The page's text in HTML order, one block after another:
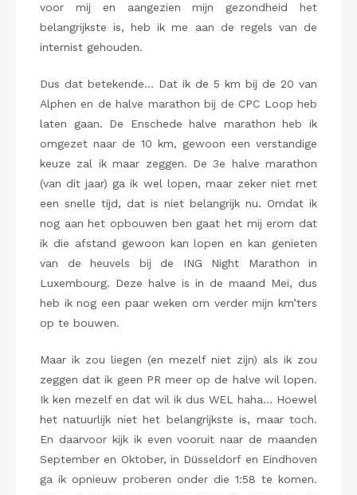
voor mij en aangezien mijn gezondheid het
belangrijkste is, heb ik me aan de regels van de
internist gehouden.
Dus dat betekende… Dat ik de 5 km bij de 20 van
Alphen en de halve marathon bij de CPC Loop heb
laten gaan. De Enschede halve marathon heb ik
omgezet naar de 10 km, gewoon een verstandige
keuze zal ik maar zeggen. De 3e halve marathon
(van dit jaar) ga ik wel lopen, maar zeker niet met
een snelle tijd, dat is niet belangrijk nu. Omdat ik
nog aan het opbouwen ben gaat het mij erom dat
ik die afstand gewoon kan lopen en kan genieten
van de heuvels bij de ING Night Marathon in
Luxembourg. Deze halve is in de maand Mei, dus
heb ik nog een paar weken om verder mijn km’ters
op te bouwen.
Maar ik zou liegen (en mezelf niet zijn) als ik zou
zeggen dat ik geen PR meer op de halve wil lopen.
Ik ken mezelf en dat wil ik dus WEL haha… Hoewel
het natuurlijk niet het belangrijkste is, maar toch.
En daarvoor kijk ik even vooruit naar de maanden
September en Oktober, in Düsseldorf en Eindhoven
ga ik opnieuw proberen onder die 1:58 te komen.